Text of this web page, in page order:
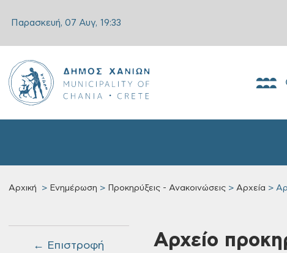
Παρασκευή, 07 Αυγ, 19:33
Αρχική Ενημέρωση Προκηρύξεις - Ανακοινώσεις Αρχεία
← Επιστροφή Αρχείο